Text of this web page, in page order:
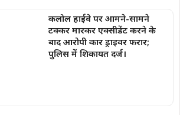
कलोल हाईवे पर आमने-सामने
टक्कर मारकर एक्सीडेंट करने के
बाद आरोपी कार ड्राइवर फरार;
पुलिस में शिकायत दर्ज।